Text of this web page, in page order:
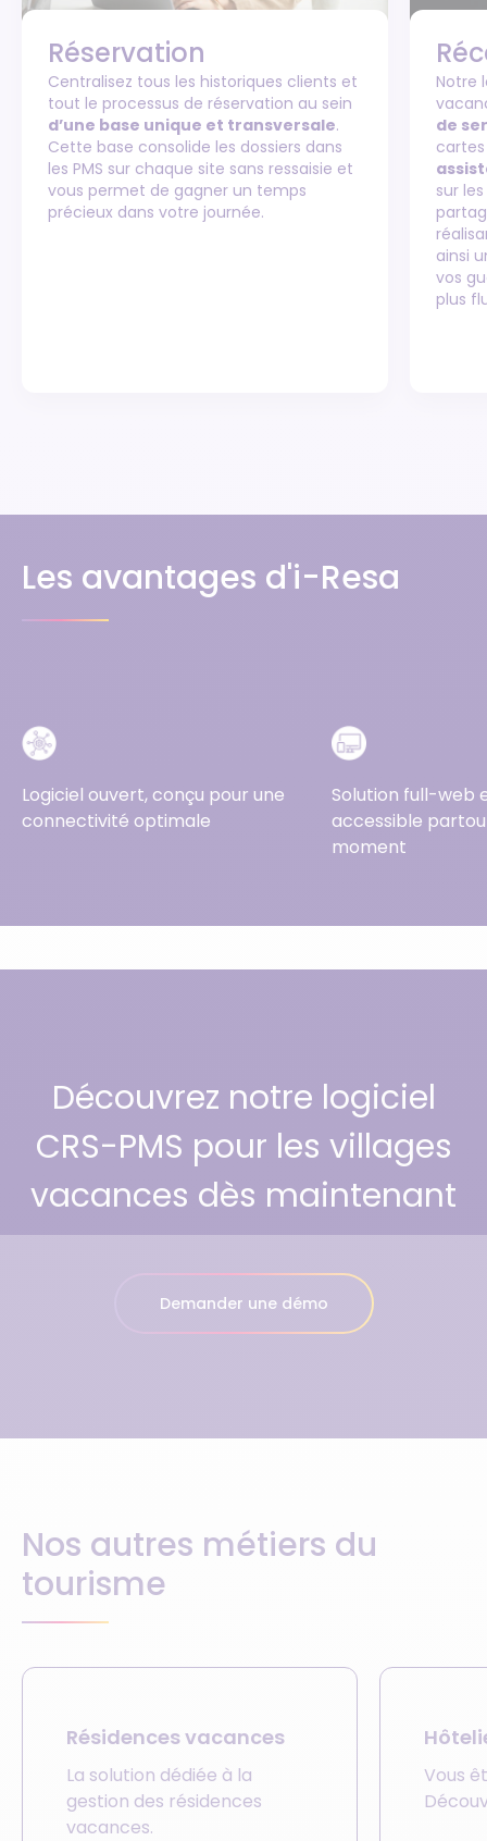
Réservation
Centralisez tous les historiques clients et
tout le processus de réservation au sein
d’une base unique et transversale.
Cette base consolide les dossiers dans
les PMS sur chaque site sans ressaisie et
vous permet de gagner un temps
précieux dans votre journée.
Notre
de
sur
ainsi
vos
plus
Les avantages d'i-Resa
Logiciel ouvert, conçu pour une
connectivité optimale
Solution full-web
accessible
moment
Découvrez notre logiciel
CRS-PMS pour les villages
vacances dès maintenant
Demander une démo
Nos autres métiers du
tourisme
Résidences vacances
La solution dédiée à la
gestion des résidences
vacances.
Vous